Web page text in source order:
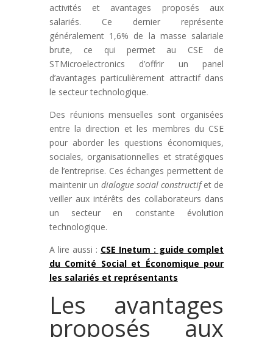
activités et avantages proposés aux
salariés. Ce dernier représente
généralement 1,6% de la masse salariale
brute, ce qui permet au CSE de
STMicroelectronics d’offrir un panel
d’avantages particulièrement attractif dans
le secteur technologique.
Des réunions mensuelles sont organisées
entre la direction et les membres du CSE
pour aborder les questions économiques,
sociales, organisationnelles et stratégiques
de l’entreprise. Ces échanges permettent de
maintenir un dialogue social constructifet de
veiller aux intérêts des collaborateurs dans
un secteur en constante évolution
technologique.
A lire aussi : CSE Inetum : guide complet
du Comité Social et Économique pour
les salariés et représentants
Les avantages
proposés aux